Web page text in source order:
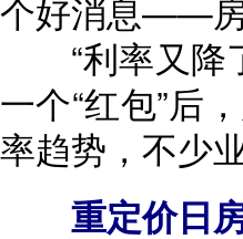
个好消息——房
“利率又降
一个“红包”后
率趋势，不少
重定价日